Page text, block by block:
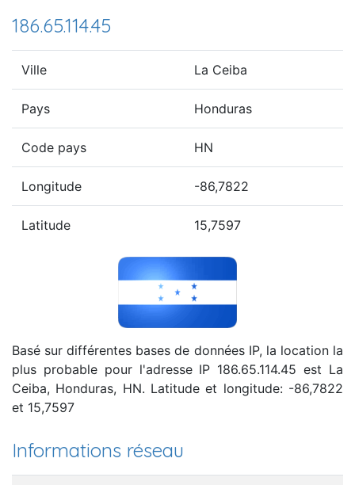
186.65.114.45
Ville La Ceiba
Pays Honduras
Code pays HN
Longitude -86,7822
Latitude 15,7597
Basé sur différentes bases de données IP, la location la
plus probable pour l'adresse IP 186.65.114.45 est La
Ceiba, Honduras, HN. Latitude et longitude: -86,7822
et 15,7597
Informations réseau